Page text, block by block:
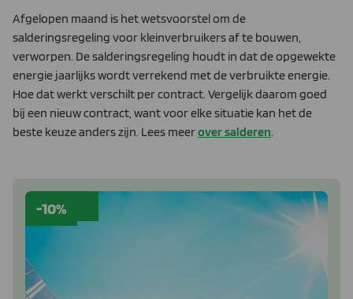
Afgelopen maand is het wetsvoorstel om de
salderingsregeling voor kleinverbruikers af te bouwen,
verworpen. De salderingsregeling houdt in dat de opgewekte
energie jaarlijks wordt verrekend met de verbruikte energie.
Hoe dat werkt verschilt per contract. Vergelijk daarom goed
bij een nieuw contract, want voor elke situatie kan het de
beste keuze anders zijn. Lees meerover salderen.
-10%